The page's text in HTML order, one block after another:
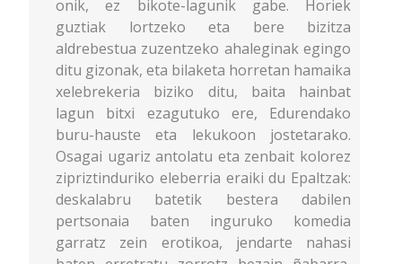
onik, ez bikote-lagunik gabe. Horiek
guztiak lortzeko eta bere bizitza
aldrebestua zuzentzeko ahaleginak egingo
ditu gizonak, eta bilaketa horretan hamaika
xelebrekeria biziko ditu, baita hainbat
lagun bitxi ezagutuko ere, Edurendako
buru-hauste eta lekukoon jostetarako.
Osagai ugariz antolatu eta zenbait kolorez
zipriztinduriko eleberria eraiki du Epaltzak:
deskalabru batetik bestera dabilen
pertsonaia baten inguruko komedia
garratz zein erotikoa, jendarte nahasi